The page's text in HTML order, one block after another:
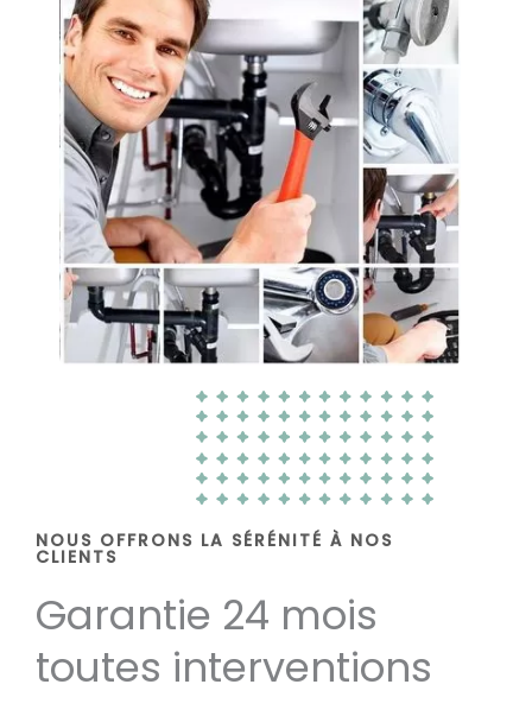
NOUS OFFRONS LA SÉRÉNITÉ À NOS
CLIENTS
Garantie 24 mois
toutes interventions